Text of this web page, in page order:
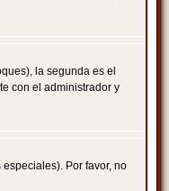
la segunda es el
con el administrador y
Por favor, no